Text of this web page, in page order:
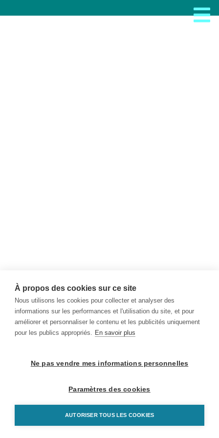
À propos des cookies sur ce site
Nous utilisons les cookies pour collecter et analyser des
informations sur les performances et l'utilisation du site, et pour
améliorer et personnaliser le contenu et les publicités uniquement
pour les publics appropriés. En savoir plus
Ne pas vendre mes informations personnelles
Paramètres des cookies
AUTORISER TOUS LES COOKIES